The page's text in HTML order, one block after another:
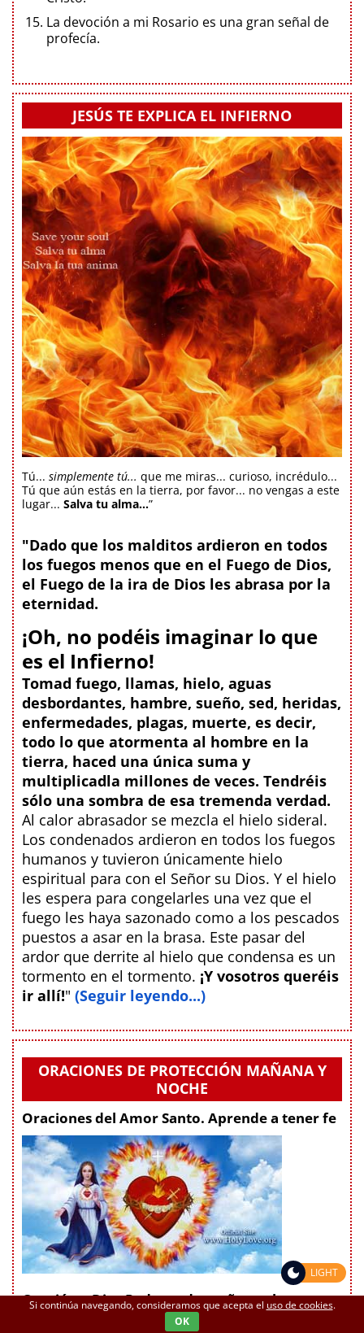
La devoción a mi Rosario es una gran señal de
profecía.
JESÚS TE EXPLICA EL INFIERNO
Tú... simplemente tú... que me miras... curioso, incrédulo...
Tú que aún estás en la tierra, por favor... no vengas a este
lugar... Salva tu alma...”
"Dado que los malditos ardieron en todos
los fuegos menos que en el Fuego de Dios,
el Fuego de la ira de Dios les abrasa por la
eternidad.
¡Oh, no podéis imaginar lo que
es el Infierno!
Tomad fuego, llamas, hielo, aguas
desbordantes, hambre, sueño, sed, heridas,
enfermedades, plagas, muerte, es decir,
todo lo que atormenta al hombre en la
tierra, haced una única suma y
multiplicadla millones de veces. Tendréis
sólo una sombra de esa tremenda verdad.
Al calor abrasador se mezcla el hielo sideral.
Los condenados ardieron en todos los fuegos
humanos y tuvieron únicamente hielo
espiritual para con el Señor su Dios. Y el hielo
les espera para congelarles una vez que el
fuego les haya sazonado como a los pescados
puestos a asar en la brasa. Este pasar del
ardor que derrite al hielo que condensa es un
tormento en el tormento. ¡Y vosotros queréis
ir allí!" (Seguir leyendo...)
ORACIONES DE PROTECCIÓN MAÑANA Y
NOCHE
Oraciones del Amor Santo. Aprende a tener fe
Oración a Dios Padre cada mañana al
comienzo de tu día
Si continúa navegando, consideramos que acepta el uso de cookies.
OK
LIGHT